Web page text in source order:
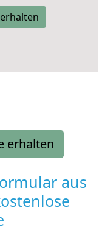
erhalten
aus